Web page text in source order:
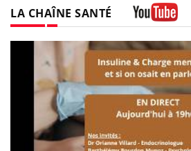
LA CHAÎNE SANTÉ